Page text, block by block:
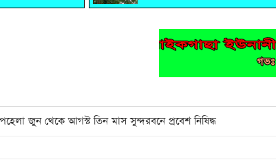
জুন থেকে আগস্ট তিন মাস সুন্দরবনে প্রবেশ নিষিদ্ধ